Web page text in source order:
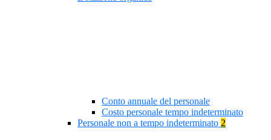
Conto annuale del personale
Costo personale tempo indeterminato
Personale non a tempo indeterminato 2